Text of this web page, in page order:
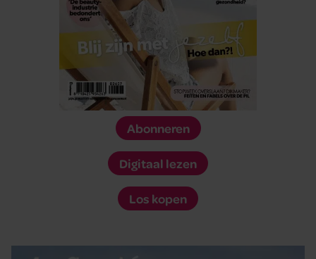
Abonneren
Digitaal lezen
Los kopen